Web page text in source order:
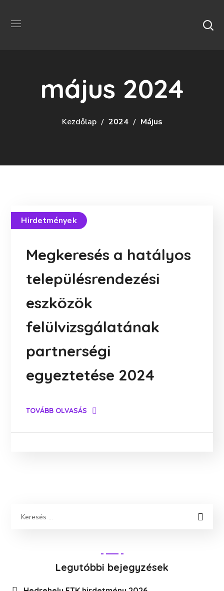
május 2024
Kezdőlap 2024 Május
Hirdetmények
Megkeresés a hatályos
településrendezési
eszközök
felülvizsgálatának
partnerségi
egyeztetése 2024
TOVÁBB OLVASÁS
Legutóbbi bejegyzések